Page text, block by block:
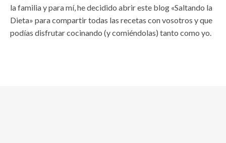
la familia y para mí, he decidido abrir este blog «Saltando la
Dieta» para compartir todas las recetas con vosotros y que
podías disfrutar cocinando (y comiéndolas) tanto como yo.